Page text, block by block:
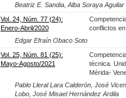
Beatriz E. Sandia, Alba Soraya
Vol. 24, Núm. 77 (24):
Enero-Abril/2020
conflictos
Edgar Efraín Obaco Soto
Vol. 25, Núm. 81 (25):
Mayo-Agosto/2021
técnica.
Mérida-
Pablo Lleral Lara Calderón, José
Lobo, José Misael Hernández Ardila